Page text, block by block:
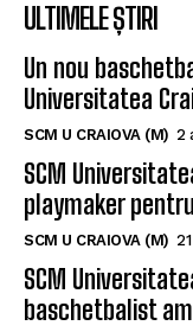
ULTIMELE ȘTIRI
Un nou
Universitatea
SCM U CRAIOVA (M) 2
SCM
playmaker
SCM U CRAIOVA (M)
SCM
baschetbalist